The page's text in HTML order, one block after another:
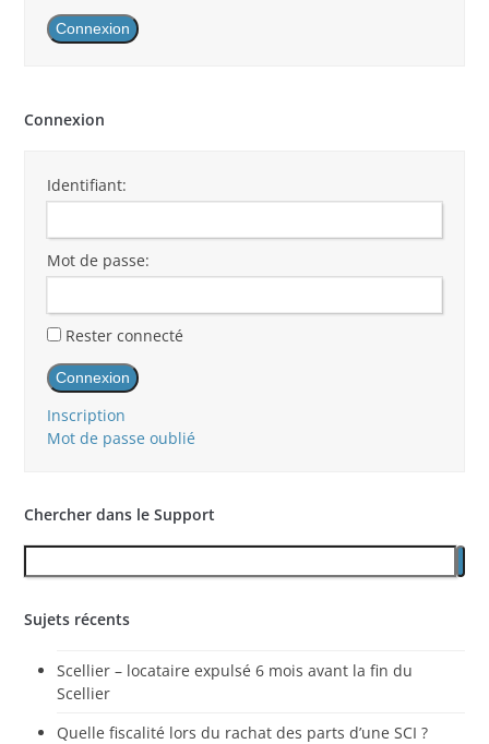
Connexion
Connexion
Identifiant:
Mot de passe:
Rester connecté
Connexion
Inscription
Mot de passe oublié
Chercher dans le Support
Sujets récents
Scellier – locataire expulsé 6 mois avant la fin du
Scellier
Quelle fiscalité lors du rachat des parts d’une SCI ?